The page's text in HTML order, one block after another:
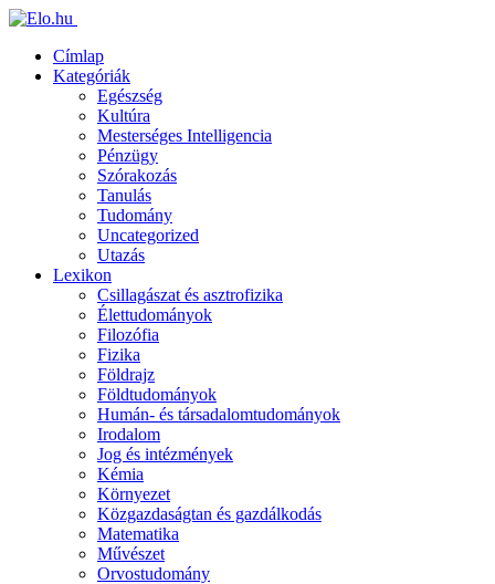
Címlap
Kategóriák
Egészség
Kultúra
Mesterséges Intelligencia
Pénzügy
Szórakozás
Tanulás
Tudomány
Uncategorized
Utazás
Lexikon
Csillagászat és asztrofizika
Élettudományok
Filozófia
Fizika
Földrajz
Földtudományok
Humán- és társadalomtudományok
Irodalom
Jog és intézmények
Kémia
Környezet
Közgazdaságtan és gazdálkodás
Matematika
Művészet
Orvostudomány